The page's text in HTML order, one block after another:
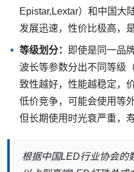
Epistar,Lextar）和中国大
发展迅速，性价比极高，
等级划分：
即使是同一品
波长等参数分出不同等级
致性越好，性能越稳定，
低价竞争，可能会使用等
但长期使用时光衰严重，
根据中国LED行业协会的